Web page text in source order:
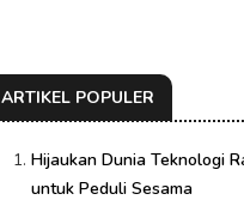
ARTIKEL POPULER
Hijaukan Dunia Teknologi
untuk Peduli Sesama